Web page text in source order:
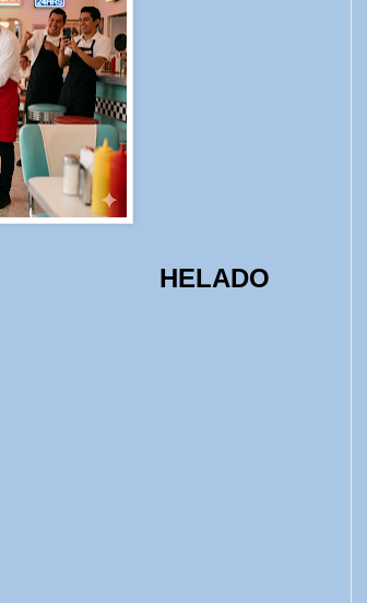
HELADO